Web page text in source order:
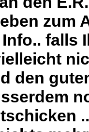
zum
falls
den